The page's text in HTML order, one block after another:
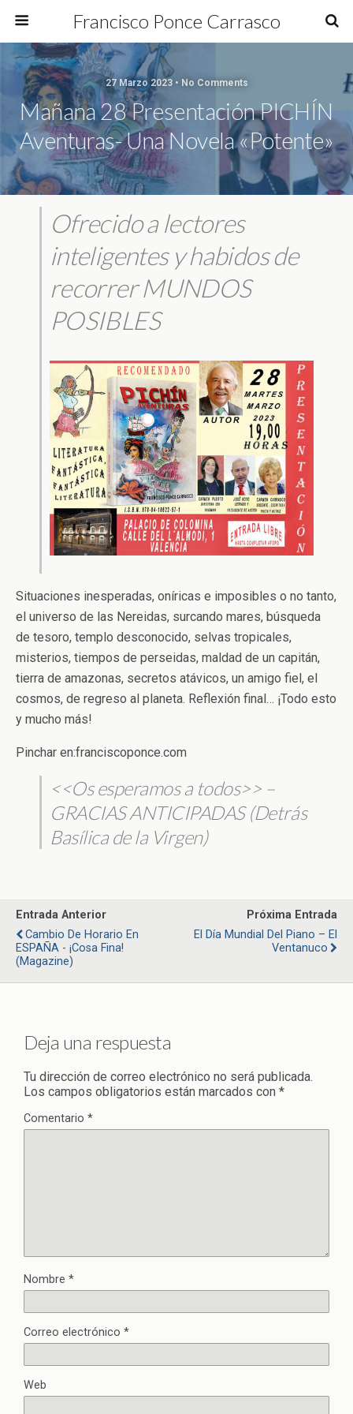
Francisco Ponce Carrasco
27 Marzo 2023 • No Comments
Mañana 28 Presentación PICHÍN
Aventuras- Una Novela «Potente»
Ofrecido a lectores
inteligentes y habidos de
recorrer MUNDOS
POSIBLES
Situaciones inesperadas, oníricas e imposibles o no tanto,
el universo de las Nereidas, surcando mares, búsqueda
de tesoro, templo desconocido, selvas tropicales,
misterios, tiempos de perseidas, maldad de un capitán,
tierra de amazonas, secretos atávicos, un amigo fiel, el
cosmos, de regreso al planeta. Reflexión final… ¡Todo esto
y mucho más!
Pinchar en:franciscoponce.com
<<Os esperamos a todos>> –
GRACIAS ANTICIPADAS (Detrás
Basílica de la Virgen)
Entrada Anterior
Cambio De Horario En
ESPAÑA - ¡Cosa Fina!
(Magazine)
Próxima Entrada
El Día Mundial Del Piano – El
Ventanuco
Deja una respuesta
Tu dirección de correo electrónico no será publicada.
Los campos obligatorios están marcados con *
Comentario *
Nombre *
Correo electrónico *
Web